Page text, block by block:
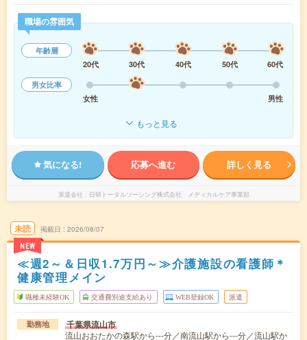
職場の雰囲気
年齢層
20代
30代 40代 50代
60代
男女比率
女性
男性
もっと見る
気になる! 応募へ進む 詳しく見る
派遣会社 日研トータルソーシング株式会社 メディカルケア事業部
未読
NEW
掲載日 2026/08/07
≪週2～＆日収1.7万円～≫介護施設の看護師＊
健康管理メイン
職種未経験OK 交通費別途支給あり WEB登録OK 派遣
勤務地 千葉県流山市
流山おおたかの森駅から---分／南流山駅から---分／流山駅か